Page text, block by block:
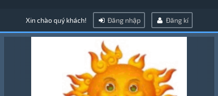
Xin chào quý khách! Đăng nhập Đăng kí